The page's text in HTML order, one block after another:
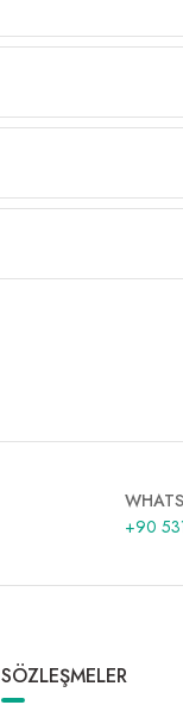
+90
SÖZLEŞMELER